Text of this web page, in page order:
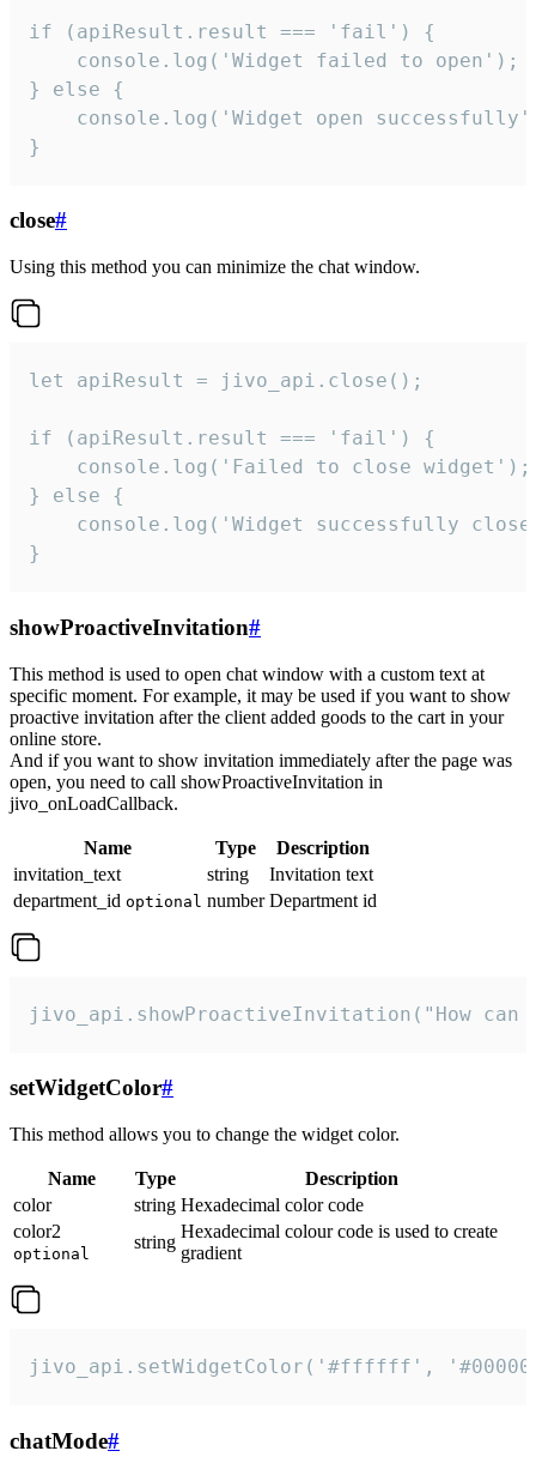
if (apiResult.result === 'fail') {
    console.log('Widget failed to open');
} else {
console.log('Widget open
}
close#
Using this method you can minimize the chat window.
let apiResult = jivo_api.close();
if (apiResult.result === 'fail') {
    console.log('Failed to close widget');
} else {
console.log('Widget successfully
}
showProactiveInvitation#
This method is used to open chat window with a custom text at
specific moment. For example, it may be used if you want to show
proactive invitation after the client added goods to the cart in your
online store.
And if you want to show invitation immediately after the page was
open, you need to call showProactiveInvitation in
jivo_onLoadCallback.
Name Type
Description
invitation_text
string
Invitation text
department_id optional number Department id
jivo_api.showProactiveInvitation("How
setWidgetColor#
This method allows you to change the widget color.
Name Type
Description
color
string Hexadecimal color code
color2
optional
string
Hexadecimal colour code is used to create
gradient
jivo_api.setWidgetColor('#ffffff',
chatMode#